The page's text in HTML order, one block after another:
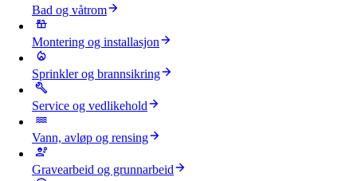
Bad og våtrom
Montering og installasjon
Sprinkler og brannsikring
Service og vedlikehold
Vann, avløp og rensing
Gravearbeid og grunnarbeid